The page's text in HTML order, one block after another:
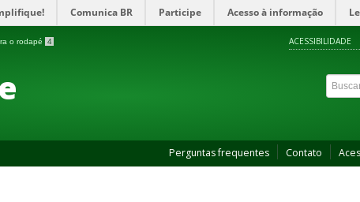
Comunica BR Participe Acesso à informação
o rodapé 4 ACESSIBILIDADE
Perguntas frequentes Contato